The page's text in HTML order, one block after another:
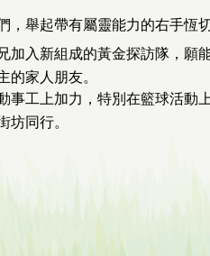
，舉起帶有屬靈能力的右手恆
加入新組成的黃金探訪隊，願
的家人朋友。
事工上加力，特別在籃球活動
坊同行。